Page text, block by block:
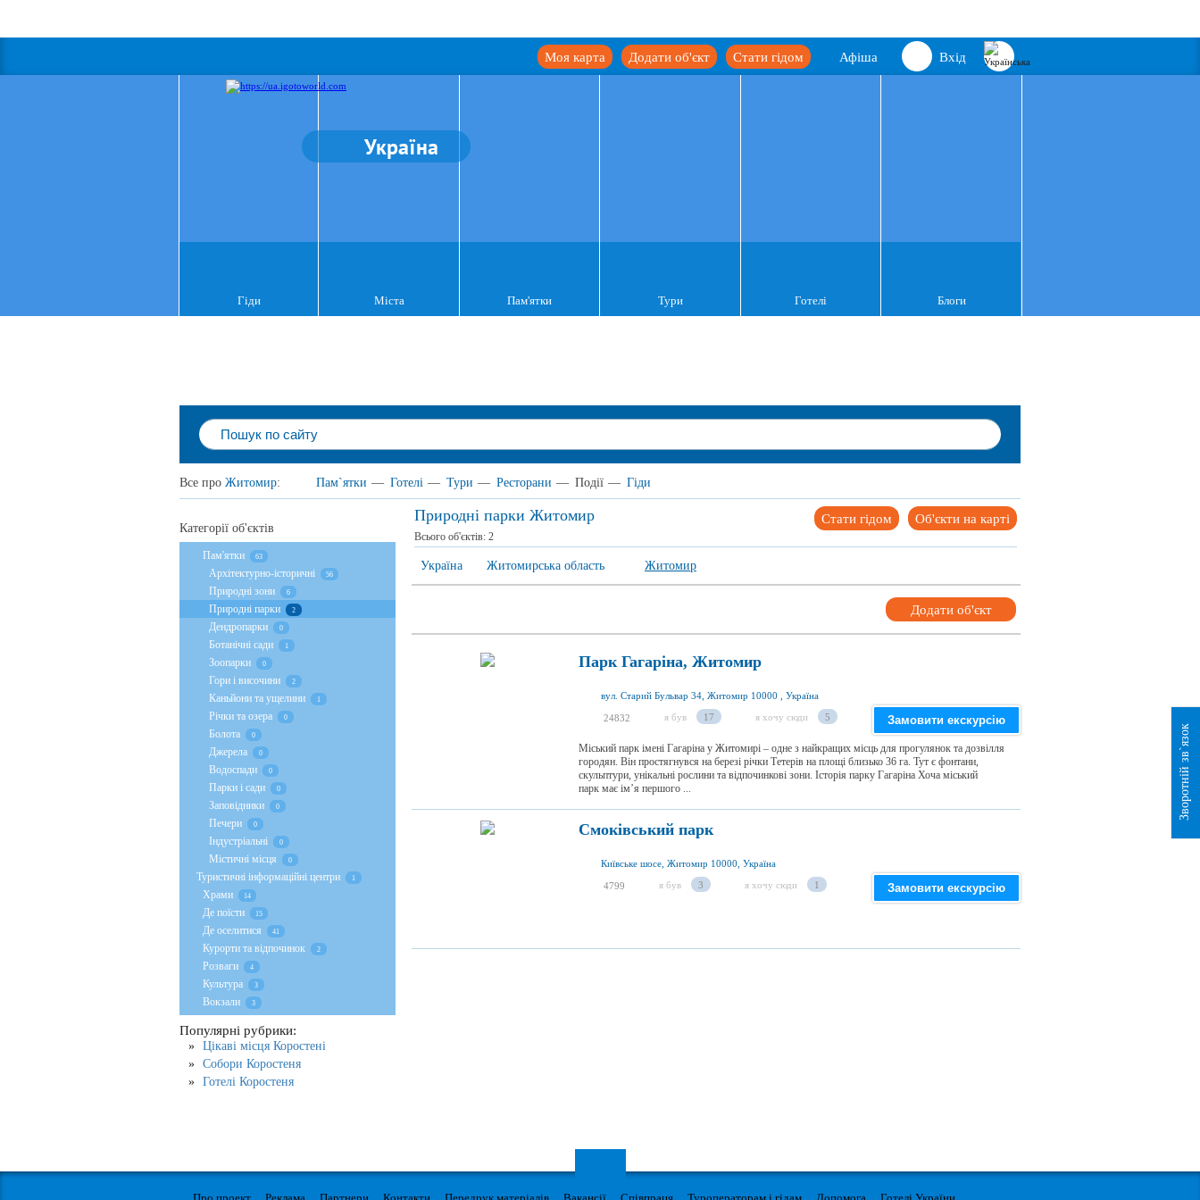
Вхід
Афіша
Стати гідом
Додати об'єкт
Моя карта
Україна
Гіди Міста Пам'ятки Тури Готелі Блоги
Все про Житомир: Пам`ятки — Готелі — Тури — Ресторани — Події — Гіди
Природні парки Житомир Об'єкти на карті
Стати гідом
Всього об'єктів: 2
Україна Житомирська область Житомир
Додати об'єкт
Парк Гагаріна, Житомир
вул. Старий Бульвар 34, Житомир 10000 , Україна
24832 я був 17 я хочу сюди 5 Замовити екскурсію
Міський парк імені Гагаріна у Житомирі – одне з найкращих місць для прогулянок та дозвілля
городян. Він простягнувся на березі річки Тетерів на площі близько 36 га. Тут є фонтани,
скульптури, унікальні рослини та відпочинкові зони. Історія парку Гагаріна Хоча міський
парк має ім’я першого ...
Смоківський парк
Київське шосе, Житомир 10000, Україна
4799 я був 3 я хочу сюди 1 Замовити екскурсію
Категорії об'єктів
Пам'ятки 63
Архітектурно-історичні 56
Природні зони 6
Природні парки 2
Дендропарки 0
Ботанічні сади 1
Зоопарки 0
Гори і височини 2
Каньйони та ущелини 1
Річки та озера 0
Болота 0
Джерела 0
Водоспади 0
Парки і сади 0
Заповідники 0
Печери 0
Індустріальні 0
Містичні місця 0
Туристичні інформаційні центри 1
Храми 14
Де поїсти 15
Де оселитися 41
Курорти та відпочинок 2
Розваги 4
Культура 3
Вокзали 3
Популярні рубрики:
Цікаві місця Коростені
Собори Коростеня
Готелі Коростеня
Зворотній зв`язок